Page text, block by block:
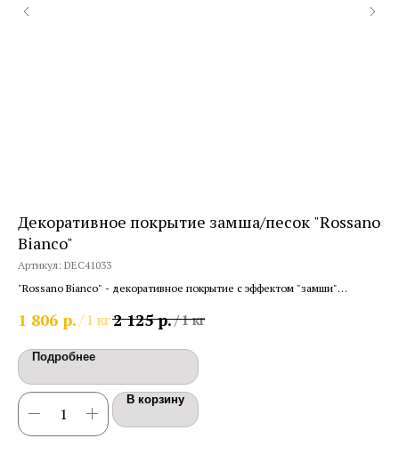
Декоративное покрытие замша/песок "Rossano
Bianco"
Артикул: DEC41033
"Rossano Bianco" - декоративное покрытие с эффектом "замши"
1 806 р. / 1 кг2 125 р./1 кг
Подробнее
В корзину